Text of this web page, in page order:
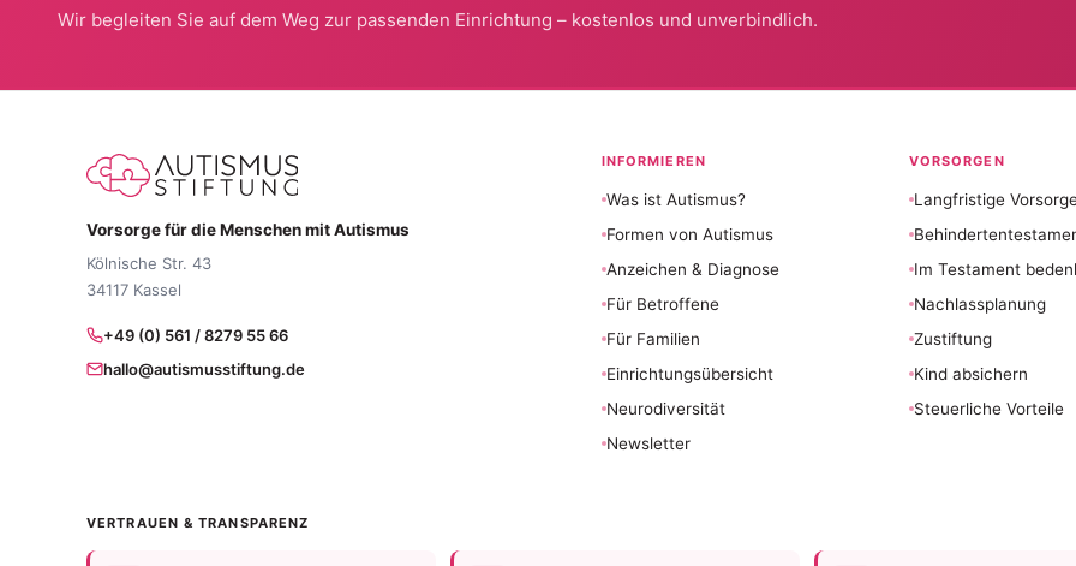
Wir begleiten Sie auf dem Weg zur passenden Einrichtung – kostenlos und unverbindlich.
Vorsorge für die Menschen mit Autismus
Kölnische Str. 43
34117 Kassel
+49 (0) 561 / 8279 55 66
hallo@autismusstiftung.de
INFORMIEREN
Was ist Autismus?
Formen von Autismus
Anzeichen & Diagnose
Für Betroffene
Für Familien
Einrichtungsübersicht
Neurodiversität
Newsletter
VORSORGEN
Langfristige
Im Testament
Nachlassplanung
Zustiftung
Kind absichern
Steuerliche Vorteile
VERTRAUEN & TRANSPARENZ